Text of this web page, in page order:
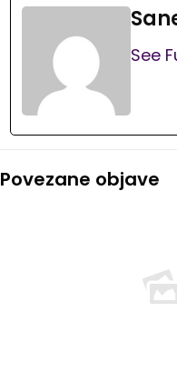
See
Povezane objave